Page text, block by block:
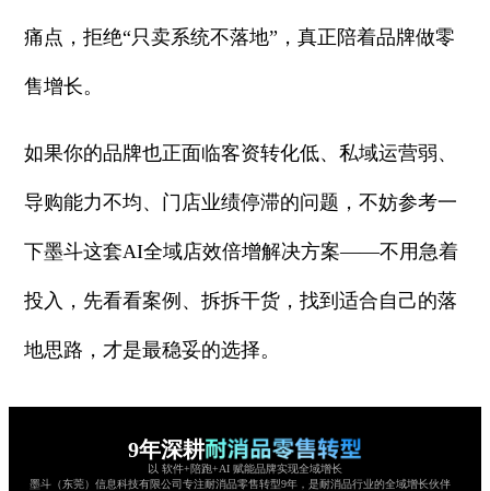
痛点，拒绝“只卖系统不落地”，真正陪着品牌做零
售增长。
如果你的品牌也正面临客资转化低、私域运营弱、
导购能力不均、门店业绩停滞的问题，不妨参考一
下墨斗这套AI全域店效倍增解决方案——不用急着
投入，先看看案例、拆拆干货，找到适合自己的落
地思路，才是最稳妥的选择。
9年深耕
以 软件+陪跑+AI 赋能品牌实现全域增长
墨斗（东莞）信息科技有限公司专注耐消品零售转型9年，是耐消品行业的全域增长伙伴